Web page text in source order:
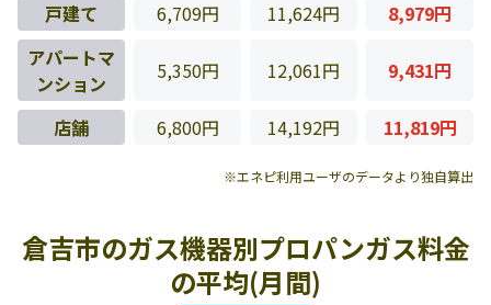
戸建て
6,709円 11,624円
8,979円
アパートマ
ンション
5,350円 12,061円 9,431円
店舗 6,800円 14,192円 11,819円
※エネピ利用ユーザのデータより独自算出
倉吉市のガス機器別プロパンガス料金
の平均(月間)